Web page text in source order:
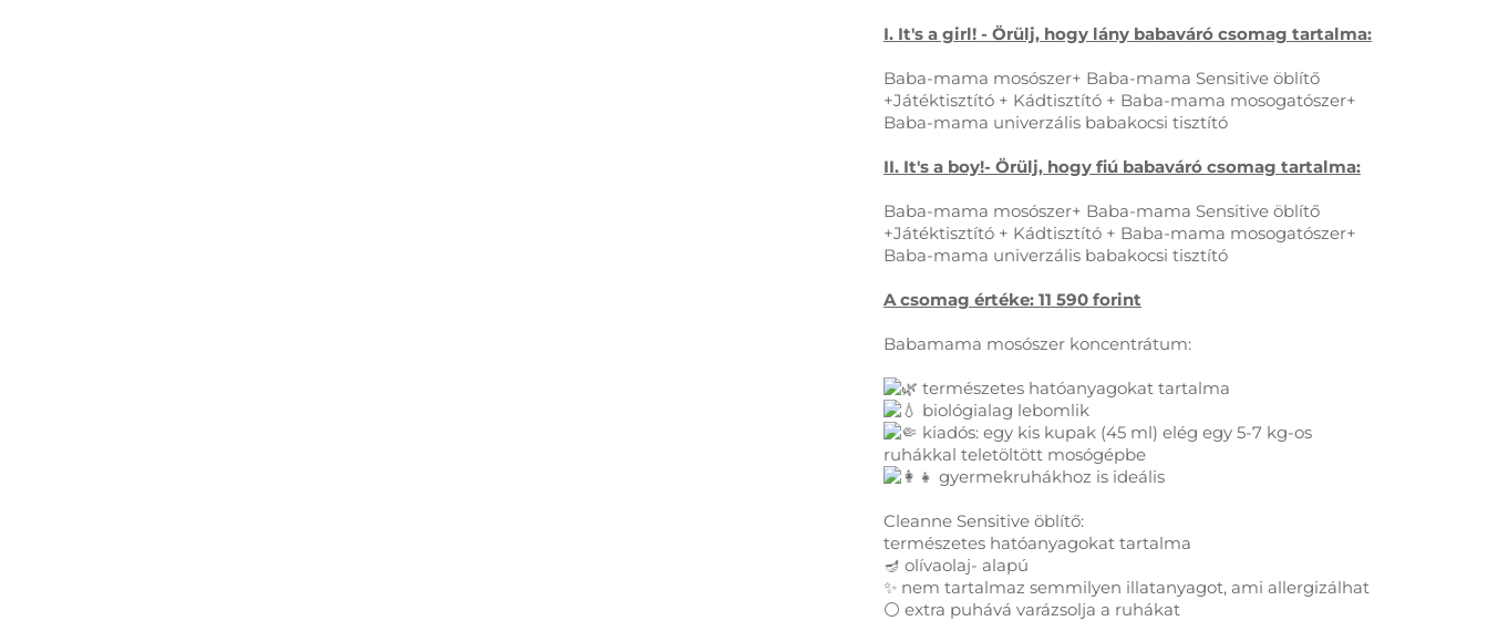
I. It's a girl! - Örülj, hogy lány babaváró csomag tartalma:
Baba-mama mosószer+ Baba-mama Sensitive öblítő
+Játéktisztító + Kádtisztító + Baba-mama mosogatószer+
Baba-mama univerzális babakocsi tisztító
II. It's a boy!- Örülj, hogy fiú babaváró csomag tartalma:
Baba-mama mosószer+ Baba-mama Sensitive öblítő
+Játéktisztító + Kádtisztító + Baba-mama mosogatószer+
Baba-mama univerzális babakocsi tisztító
A csomag értéke: 11 590 forint
Babamama mosószer koncentrátum:
természetes hatóanyagokat tartalma
biológialag lebomlik
kiadós: egy kis kupak (45 ml) elég egy 5-7 kg-os
ruhákkal teletöltött mosógépbe
gyermekruhákhoz is ideális
Cleanne Sensitive öblítő:
természetes hatóanyagokat tartalma
🪔 olívaolaj- alapú
✨ nem tartalmaz semmilyen illatanyagot, ami allergizálhat
⚪ extra puhává varázsolja a ruhákat